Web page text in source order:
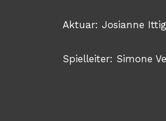
Aktuar: Josianne Ittig
Spielleiter: Simone